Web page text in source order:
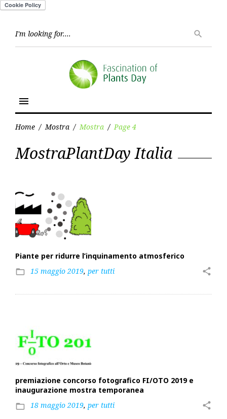
search
menu
Home / Mostra / Mostra / Page 4
Mostra
MostraPlantDay Italia
Piante per ridurre l’inquinamento atmosferico
folder_open 15 maggio 2019, per tutti share
premiazione concorso fotografico FI/OTO 2019 e
inaugurazione mostra temporanea
folder_open 18 maggio 2019, per tutti share